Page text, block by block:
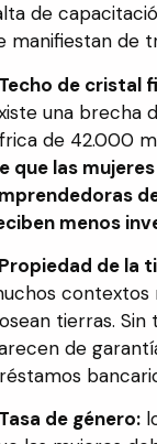
de
manifiestan de
de cristal
una brecha
de 42.000
que las
menos
de la
contextos
tierras. Sin
de
de género: